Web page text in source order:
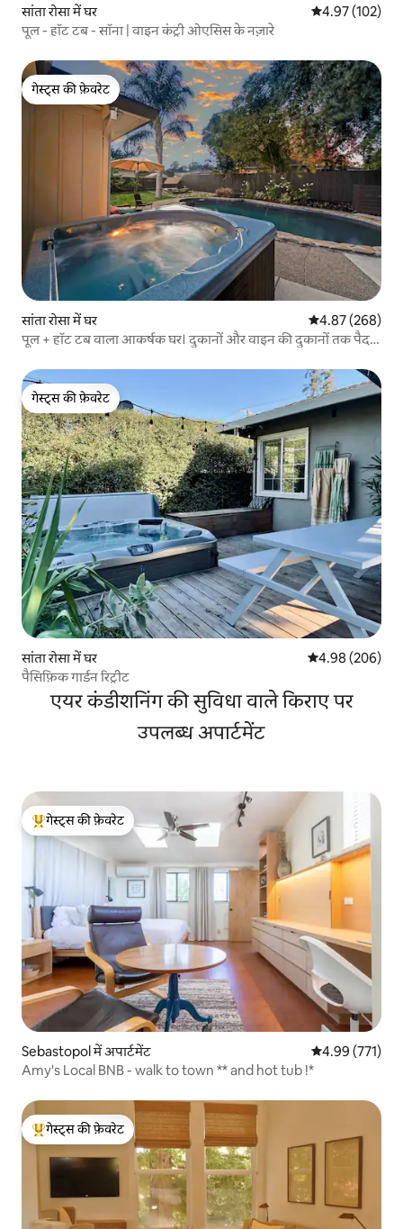
सांता रोसा में घर औसत रेटिंग 5 में से
4.97 (102)
पूल - हॉट टब - सॉना | वाइन कंट्री ओएसिस के नज़ारे
गेस्ट्स की फ़ेवरेट
गेस्ट्स की फ़ेवरेट
सांता रोसा में घर औसत रेटिंग 5 में से
4.87 (268)
पूल + हॉट टब वाला आकर्षक घर। दुकानों और वाइन की दुकानों तक पैदल
गेस्ट्स की फ़ेवरेट
गेस्ट्स की फ़ेवरेट
सांता रोसा में घर औसत रेटिंग 5 में से
4.98 (206)
पैसिफ़िक गार्डन रिट्रीट
एयर कंडीशनिंग की सुविधा वाले किराए पर
उपलब्ध अपार्टमेंट
गेस्ट्स का टॉप फ़ेवरेट
गेस्ट्स की फ़ेवरेट
Sebastopol में अपार्टमेंट औसत रेटिंग 5 में से
4.99 (771)
Amy's Local BNB - walk to town ** and hot tub !*
गेस्ट्स का टॉप फ़ेवरेट
गेस्ट्स की फ़ेवरेट